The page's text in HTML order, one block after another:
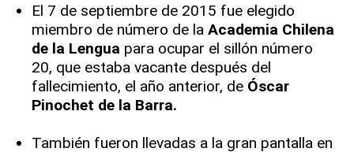
El 7 de septiembre de 2015 fue elegido
miembro de número de la Academia Chilena
de la Lengua para ocupar el sillón número
20, que estaba vacante después del
fallecimiento, el año anterior, de Óscar
Pinochet de la Barra.
También fueron llevadas a la gran pantalla en